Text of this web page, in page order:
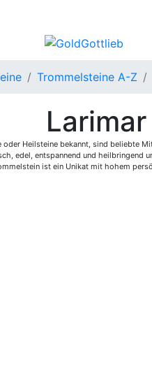
Trommelsteine A-Z
Heilsteine bekannt, sind beliebte
edel, entspannend und heilbringend
ist ein Unikat mit hohem